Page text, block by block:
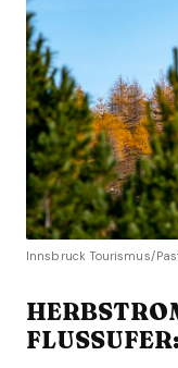
Innsbruck Tourismus/